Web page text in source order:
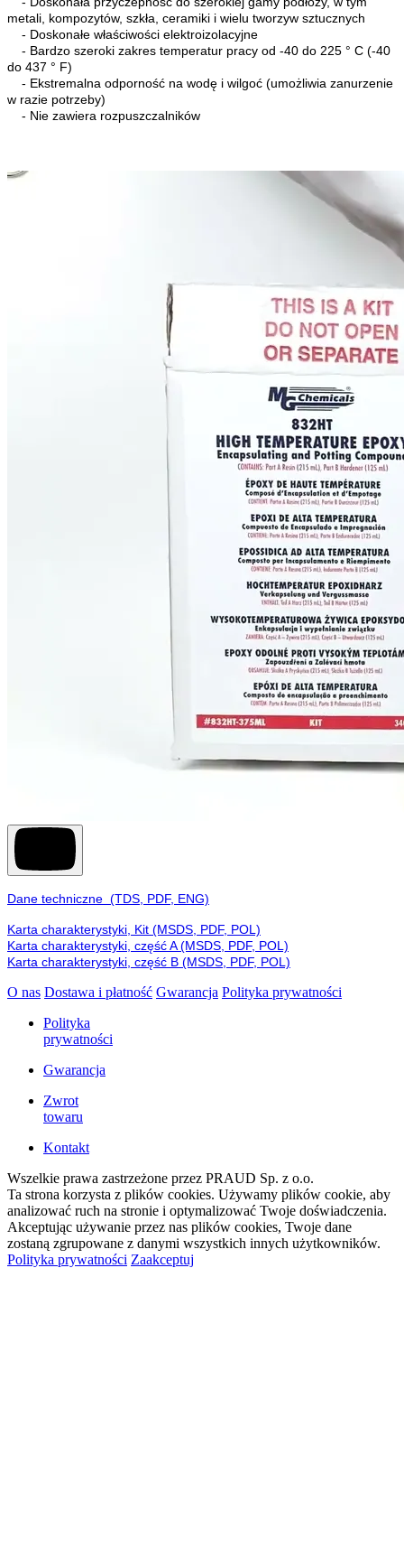
metali, kompozytów, szkła, ceramiki i wielu tworzyw sztucznych
- Doskonałe właściwości elektroizolacyjne
- Bardzo szeroki zakres temperatur pracy od -40 do 225 ° C (-40
do 437 ° F)
- Ekstremalna odporność na wodę i wilgoć (umożliwia zanurzenie
w razie potrzeby)
- Nie zawiera rozpuszczalników
Dane techniczne (TDS, PDF, ENG)
Karta charakterystyki, Kit (MSDS, PDF, POL)
Karta charakterystyki, część A (MSDS, PDF, POL)
Karta charakterystyki, część B (MSDS, PDF, POL)
O nas Dostawa i płatność Gwarancja Polityka prywatności
Polityka
prywatności
Gwarancja
Zwrot
towaru
Kontakt
Wszelkie prawa zastrzeżone przez PRAUD Sp. z o.o.
Ta strona korzysta z plików cookies. Używamy plików cookie, aby
analizować ruch na stronie i optymalizować Twoje doświadczenia.
Akceptując używanie przez nas plików cookies, Twoje dane
zostaną zgrupowane z danymi wszystkich innych użytkowników.
Polityka prywatności Zaakceptuj